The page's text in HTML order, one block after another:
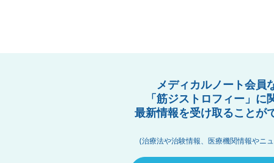
メディカルノート会員
「筋ジストロフィー」に
最新情報を受け取ることが
(治療法や治験情報、医療機関情報やニ